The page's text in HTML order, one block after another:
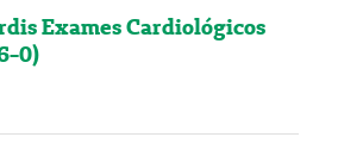
Exames Cardiológicos
0)